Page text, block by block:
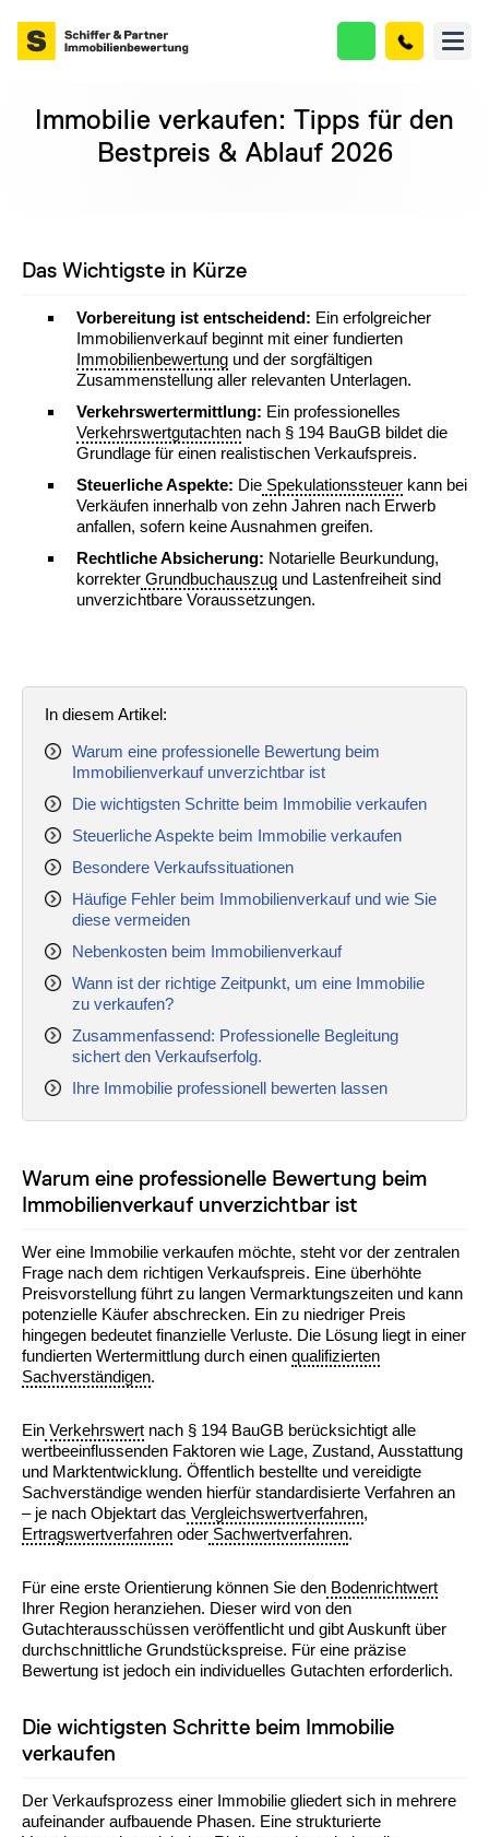
Immobilie verkaufen: Tipps für den
Bestpreis & Ablauf 2026
Das Wichtigste in Kürze
Vorbereitung ist entscheidend: Ein erfolgreicher
Immobilienverkauf beginnt mit einer fundierten
Immobilienbewertung und der sorgfältigen
Zusammenstellung aller relevanten Unterlagen.
Verkehrswertermittlung: Ein professionelles
Verkehrswertgutachten nach § 194 BauGB bildet die
Grundlage für einen realistischen Verkaufspreis.
Steuerliche Aspekte: Die Spekulationssteuer kann bei
Verkäufen innerhalb von zehn Jahren nach Erwerb
anfallen, sofern keine Ausnahmen greifen.
Rechtliche Absicherung: Notarielle Beurkundung,
korrekter Grundbuchauszug und Lastenfreiheit sind
unverzichtbare Voraussetzungen.
In diesem Artikel:
Warum eine professionelle Bewertung beim
Immobilienverkauf unverzichtbar ist
Die wichtigsten Schritte beim Immobilie verkaufen
Steuerliche Aspekte beim Immobilie verkaufen
Besondere Verkaufssituationen
Häufige Fehler beim Immobilienverkauf und wie Sie
diese vermeiden
Nebenkosten beim Immobilienverkauf
Wann ist der richtige Zeitpunkt, um eine Immobilie
zu verkaufen?
Zusammenfassend: Professionelle Begleitung
sichert den Verkaufserfolg.
Ihre Immobilie professionell bewerten lassen
Warum eine professionelle Bewertung beim
Immobilienverkauf unverzichtbar ist
Wer eine Immobilie verkaufen möchte, steht vor der zentralen
Frage nach dem richtigen Verkaufspreis. Eine überhöhte
Preisvorstellung führt zu langen Vermarktungszeiten und kann
potenzielle Käufer abschrecken. Ein zu niedriger Preis
hingegen bedeutet finanzielle Verluste. Die Lösung liegt in einer
fundierten Wertermittlung durch einen qualifizierten
Sachverständigen.
Ein Verkehrswert nach § 194 BauGB berücksichtigt alle
wertbeeinflussenden Faktoren wie Lage, Zustand, Ausstattung
und Marktentwicklung. Öffentlich bestellte und vereidigte
Sachverständige wenden hierfür standardisierte Verfahren an
– je nach Objektart das Vergleichswertverfahren,
Ertragswertverfahren oder Sachwertverfahren.
Für eine erste Orientierung können Sie den Bodenrichtwert
Ihrer Region heranziehen. Dieser wird von den
Gutachterausschüssen veröffentlicht und gibt Auskunft über
durchschnittliche Grundstückspreise. Für eine präzise
Bewertung ist jedoch ein individuelles Gutachten erforderlich.
Die wichtigsten Schritte beim Immobilie
verkaufen
Der Verkaufsprozess einer Immobilie gliedert sich in mehrere
aufeinander aufbauende Phasen. Eine strukturierte